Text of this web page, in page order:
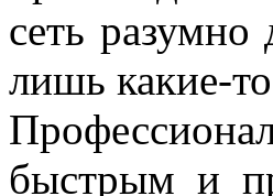
сеть
лишь какие-
быстрым и